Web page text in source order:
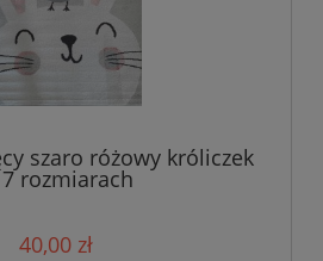
szaro różowy króliczek
rozmiarach
40,00 zł